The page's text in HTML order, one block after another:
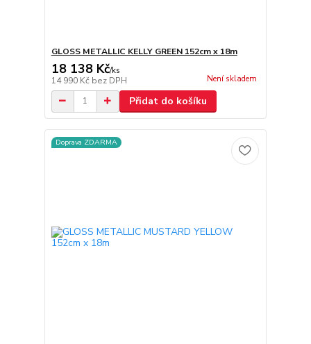
GLOSS METALLIC KELLY GREEN 152cm x 18m
18 138 Kč/ks
14 990 Kč bez DPH Není skladem
Přidat do košíku
Doprava ZDARMA